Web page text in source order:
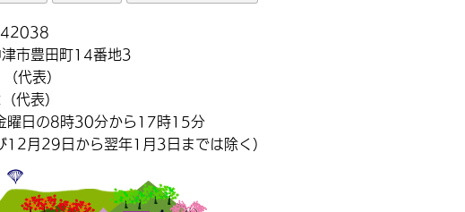
市豊田町14番地3
代表）
代表）
曜日の8時30分から17時15分
12月29日から翌年1月3日までは除く）